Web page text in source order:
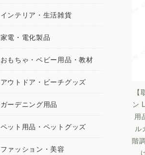
ン
用
ル
階
インテリア・生活雑貨
家電・電化製品
おもちゃ・ベビー用品・教材
アウトドア・ビーチグッズ
ガーデニング用品
ペット用品・ペットグッズ
ファッション・美容